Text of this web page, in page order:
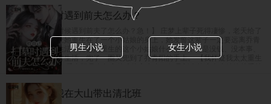
给自己扫墓时遇到前夫怎么办？
【给自己上坟的时候遇到前夫了怎么办？急！】 庄梦上辈子死得凄惨，老天给了
她重开的机会，让她重生在了一个小姑娘的身上，她发誓这辈子一定要远离乔青
阳，奔向美好新生活，偏偏她重生的这个小姑娘什么都好，就是没钱、没本事、
没学历，她为了讨生活，兜了一圈又兜到了乔青阳的手上。 【我怀疑我太太重生
了怎么办？急！】 乔青阳是个坚定的唯物主义者，但是新来的这个小姑娘越看越
像是庄梦死后换的新马甲，难道是老天爷看他死了老婆这么可怜，又把他老婆送
回来了？
重生八零：我在大山带出清北班
男生小说 女生小说